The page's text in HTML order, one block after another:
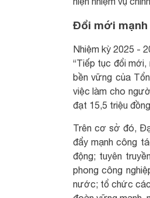
Đổi mới
Nhiệm kỳ 2025 -
“Tiếp tục đổi
bền vững của
việc làm cho
đạt 15,5 triệu
Trên cơ sở đó,
đẩy mạnh công
động; tuyên
phong công
nước; tổ chức